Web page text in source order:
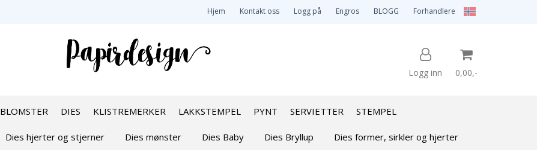
Hjem Kontakt oss Logg på Engros BLOGG Forhandlere
Logg inn 0,00,-
BLOMSTER DIES KLISTREMERKER LAKKSTEMPEL PYNT SERVIETTER STEMPEL
Dies hjerter og stjerner Dies mønster Dies Baby Dies Bryllup Dies former, sirkler og hjerter